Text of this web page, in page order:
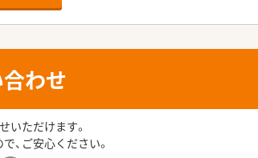
わせ
いただけます。
、ご安心ください。